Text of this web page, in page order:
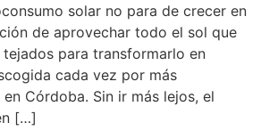
solar no para de crecer en
de aprovechar todo el sol que
para transformarlo en
cada vez por más
Córdoba. Sin ir más lejos, el
[…]